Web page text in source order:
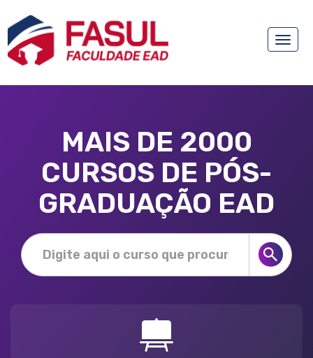
Toggle
MAIS DE 2000
CURSOS DE PÓS-
GRADUAÇÃO EAD